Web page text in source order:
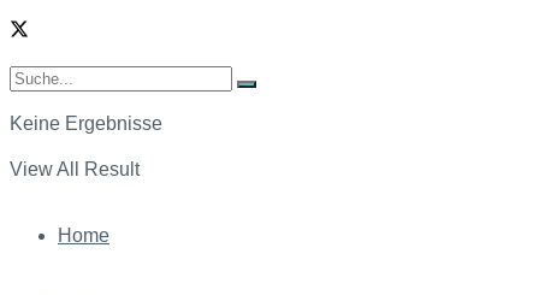
Keine Ergebnisse
View All Result
Home